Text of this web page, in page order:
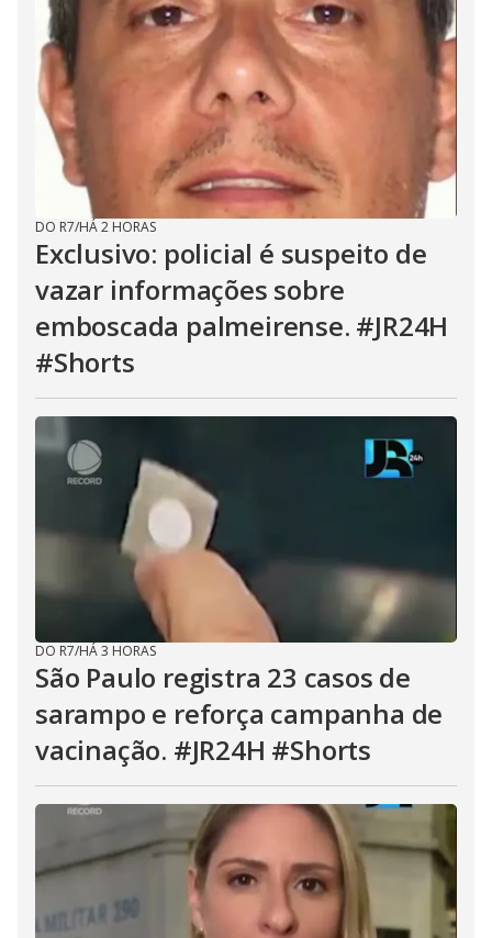
DO R7/HÁ 2 HORAS
Exclusivo: policial é suspeito de
vazar informações sobre
emboscada palmeirense. #JR24H
#Shorts
DO R7/HÁ 3 HORAS
São Paulo registra 23 casos de
sarampo e reforça campanha de
vacinação. #JR24H #Shorts